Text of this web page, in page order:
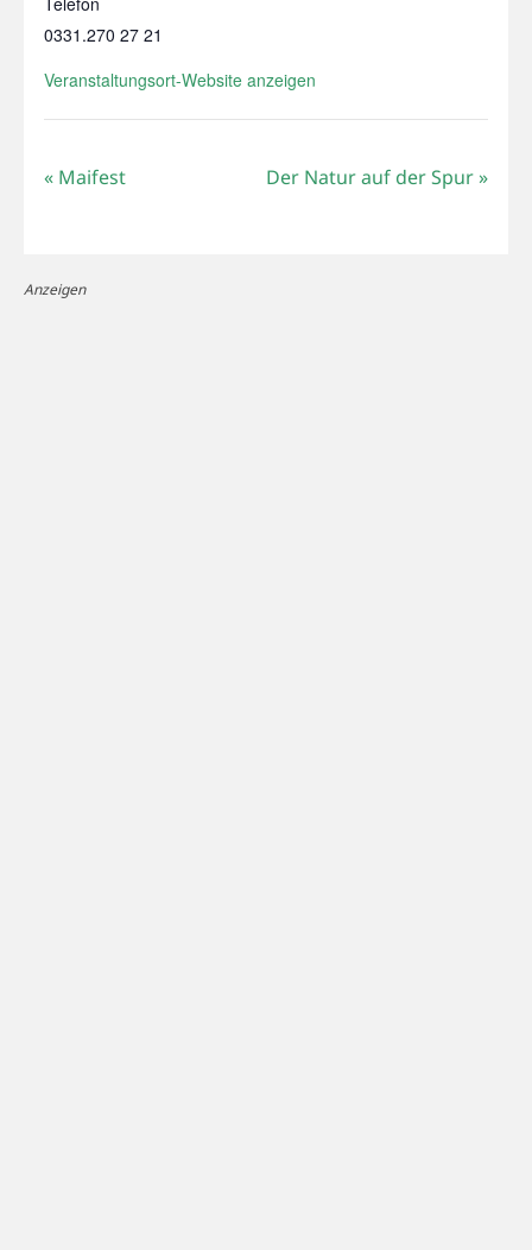
0331.270 27 21
Veranstaltungsort-Website anzeigen
«Maifest Der Natur auf der Spur»
Anzeigen